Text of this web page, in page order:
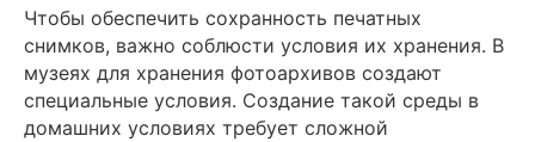
Чтобы обеспечить сохранность печатных
снимков, важно соблюсти условия их хранения. В
музеях для хранения фотоархивов создают
специальные условия. Создание такой среды в
домашних условиях требует сложной